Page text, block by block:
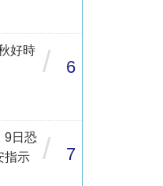
好時 / 6
9日恐
指示
/ 7